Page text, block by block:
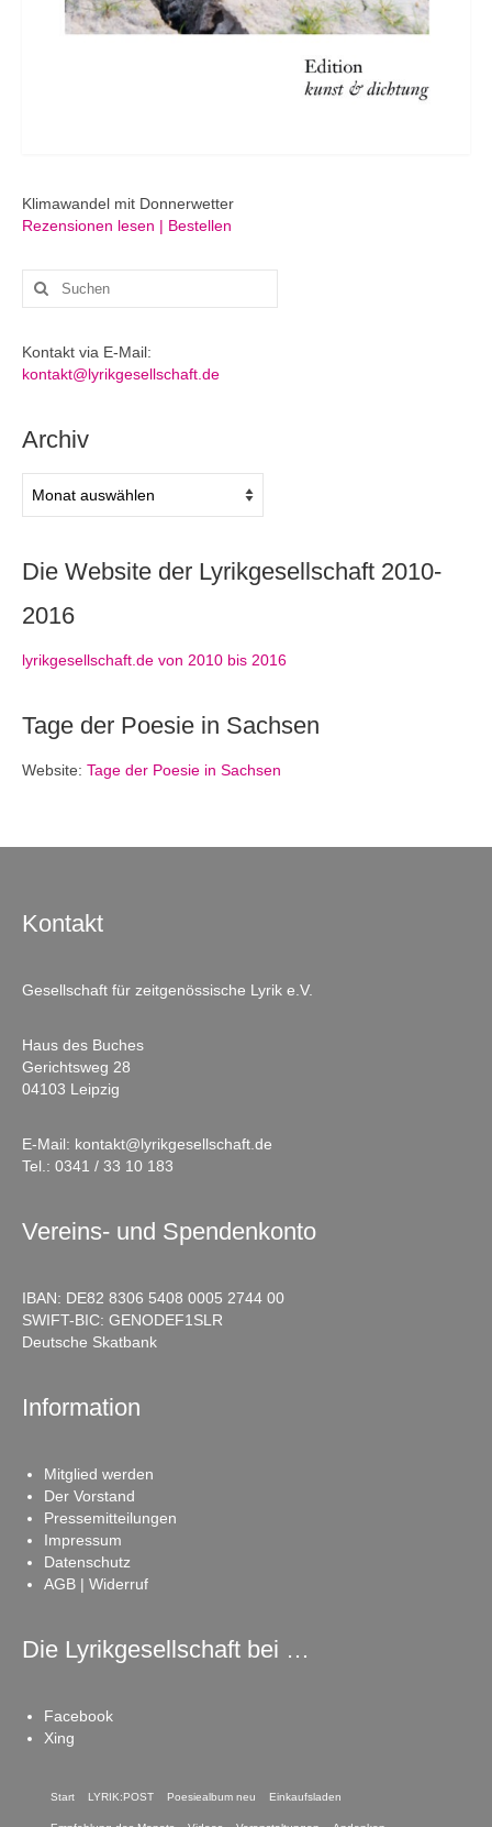
Klimawandel mit Donnerwetter
Rezensionen lesen | Bestellen
Suchen
nach:
Kontakt via E-Mail:
kontakt@lyrikgesellschaft.de
Archiv
Die Website der Lyrikgesellschaft 2010-
2016
lyrikgesellschaft.de von 2010 bis 2016
Tage der Poesie in Sachsen
Website: Tage der Poesie in Sachsen
Kontakt
Gesellschaft für zeitgenössische Lyrik e.V.
Haus des Buches
Gerichtsweg 28
04103 Leipzig
E-Mail: kontakt@lyrikgesellschaft.de
Tel.: 0341 / 33 10 183
Vereins- und Spendenkonto
IBAN: DE82 8306 5408 0005 2744 00
SWIFT-BIC: GENODEF1SLR
Deutsche Skatbank
Information
Mitglied werden
Der Vorstand
Pressemitteilungen
Impressum
Datenschutz
AGB | Widerruf
Die Lyrikgesellschaft bei …
Facebook
Xing
Start LYRIK:POST Poesiealbum neu Einkaufsladen